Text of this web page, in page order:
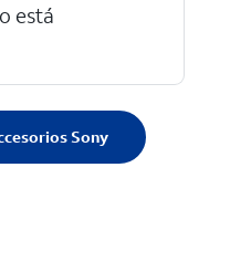
está
Sony